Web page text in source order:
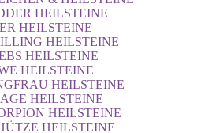
HEILSTEINE
HEILSTEINE
HEILSTEINE
HEILSTEINE
HEILSTEINE
HEILSTEINE
HEILSTEINE
HEILSTEINE
HEILSTEINE